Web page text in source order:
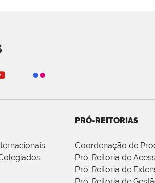
PRÓ-REITORIAS
Coordenação de
Pró-Reitoria de
Pró-Reitoria de